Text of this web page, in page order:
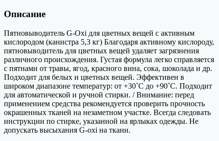
Описание
Пятновыводитель G-Oxi для цветных вещей с активным
кислородом (канистра 5,3 кг) Благодаря активному кислороду,
пятновыводитель для цветных вещей удаляет загрязнения
различного происхождения. Густая формула легко справляется
с пятнами от травы, ягод, красного вина, сока, шоколада и др.
Подходит для белых и цветных вещей. Эффективен в
широком диапазоне температур: от +30˚C до +90˚C. Подходит
для автоматической и ручной стирки. / Внимание: перед
применением средства рекомендуется проверить прочность
окрашенных тканей на незаметном участке. Всегда следовать
инструкции по стирке, указанной на ярлыках одежды. Не
допускать высыхания G-oxi на ткани.